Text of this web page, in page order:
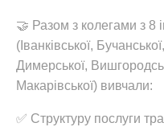
🤝 Разом з колегами з 8
(Іванківської,
Димерської,
Макарівської) вивчали:
✅ Структуру послуги